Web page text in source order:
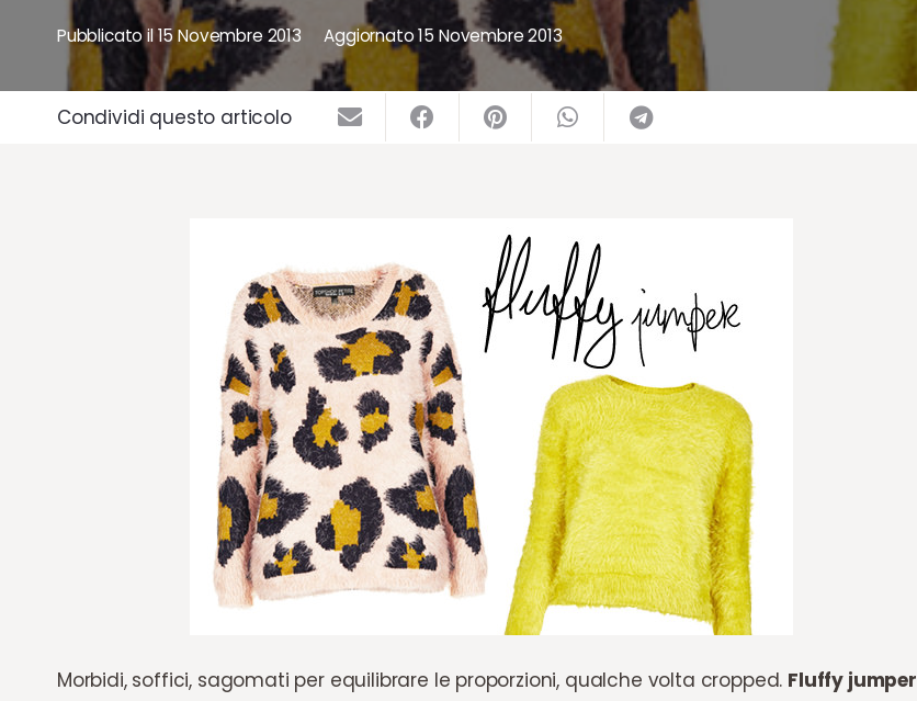
Pubblicato il15 Novembre 2013 Aggiornato15 Novembre 2013
Condividi questo articolo
Morbidi, soffici, sagomati per equilibrare le proporzioni, qualche volta cropped. Fluffy jumper